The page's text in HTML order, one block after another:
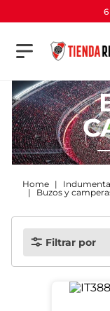
Buzos y
Filtrar por
TÉRMINOS MÁS
1.
camiseta
2.
campera
3.
gorra
4.
short
buzo
bolso
camiseta river